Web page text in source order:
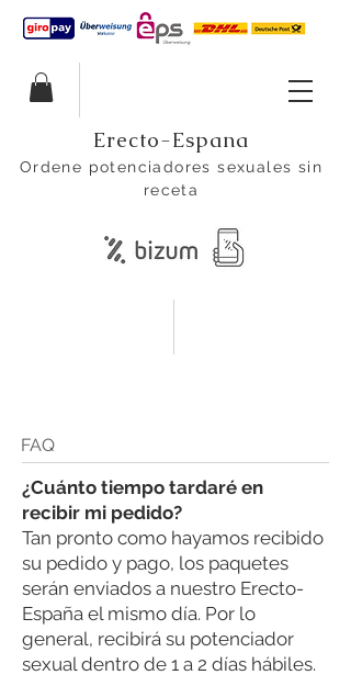
Erecto-Espana
Ordene potenciadores sexuales sin
receta
FAQ
¿Cuánto tiempo tardaré en
recibir mi pedido?
Tan pronto como hayamos recibido
su pedido y pago, los paquetes
serán enviados a nuestro Erecto-
España el mismo día. Por lo
general, recibirá su potenciador
sexual dentro de 1 a 2 días hábiles.